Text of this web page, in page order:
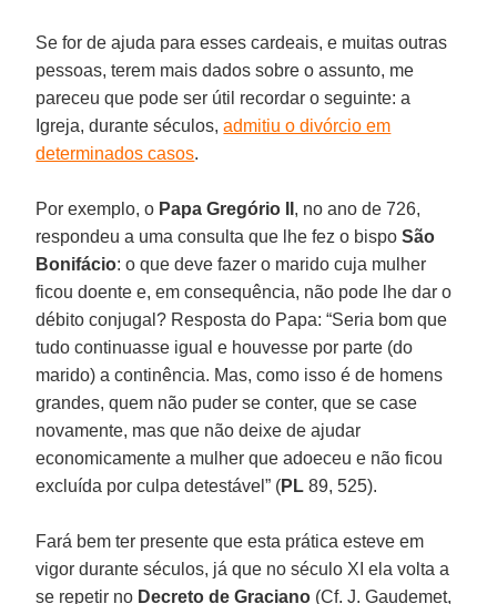
Se for de ajuda para esses cardeais, e muitas outras
pessoas, terem mais dados sobre o assunto, me
pareceu que pode ser útil recordar o seguinte: a
Igreja, durante séculos,admitiu o divórcio em
determinados casos.
Por exemplo, o Papa Gregório II , no ano de 726,
respondeu a uma consulta que lhe fez o bispoSão
Bonifácio: o que deve fazer o marido cuja mulher
ficou doente e, em consequência, não pode lhe dar o
débito conjugal? Resposta do Papa: “Seria bom que
tudo continuasse igual e houvesse por parte (do
marido) a continência. Mas, como isso é de homens
grandes, quem não puder se conter, que se case
novamente, mas que não deixe de ajudar
economicamente a mulher que adoeceu e não ficou
excluída por culpa detestável” (PL 89, 525).
Fará bem ter presente que esta prática esteve em
vigor durante séculos, já que no século XI ela volta a
se repetir no Decreto de Graciano (Cf. J. Gaudemet,